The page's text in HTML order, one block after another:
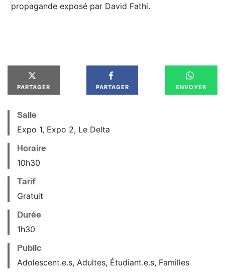
propagande exposé par David Fathi.
PARTAGER PARTAGER ENVOYER
Salle
Expo 1, Expo 2, Le Delta
Horaire
10h30
Tarif
Gratuit
Durée
1h30
Public
Adolescent.e.s, Adultes, Étudiant.e.s, Familles